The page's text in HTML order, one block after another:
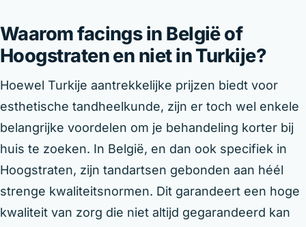
Waarom facings in België of
Hoogstraten en niet in Turkije?
Hoewel Turkije aantrekkelijke prijzen biedt voor
esthetische tandheelkunde, zijn er toch wel enkele
belangrijke voordelen om je behandeling korter bij
huis te zoeken. In België, en dan ook specifiek in
Hoogstraten, zijn tandartsen gebonden aan héél
strenge kwaliteitsnormen. Dit garandeert een hoge
kwaliteit van zorg die niet altijd gegarandeerd kan